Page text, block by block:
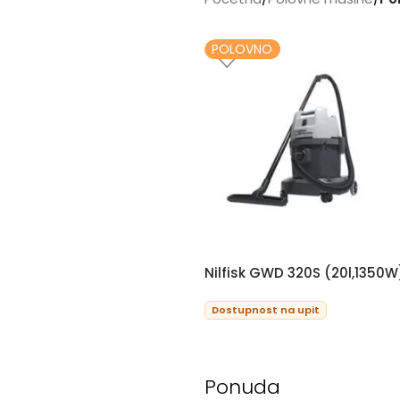
POLOVNO
Nilfisk GWD 320S
Dostupnost na upit
Ponuda